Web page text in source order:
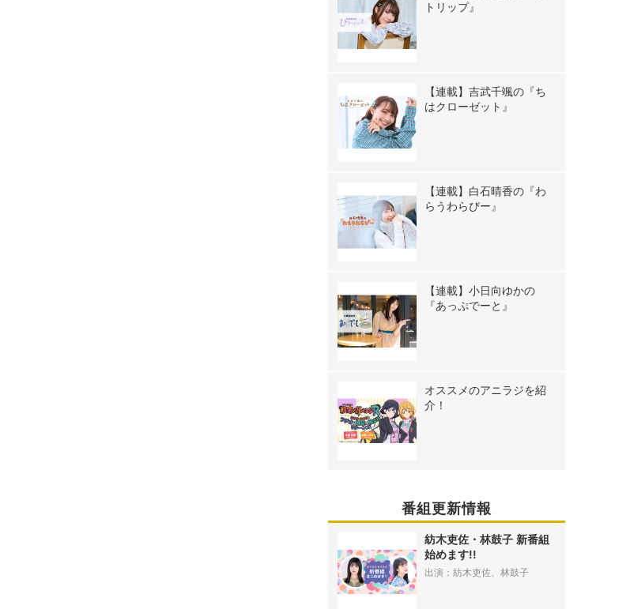
トリップ』
【連載】吉武千颯の『ち
はクローゼット』
【連載】白石晴香の『わ
らうわらびー』
【連載】小日向ゆかの
『あっぷでーと』
オススメのアニラジを紹
介！
番組更新情報
紡木吏佐・林鼓子 新番組
始めます!!
出演：紡木吏佐、林鼓子